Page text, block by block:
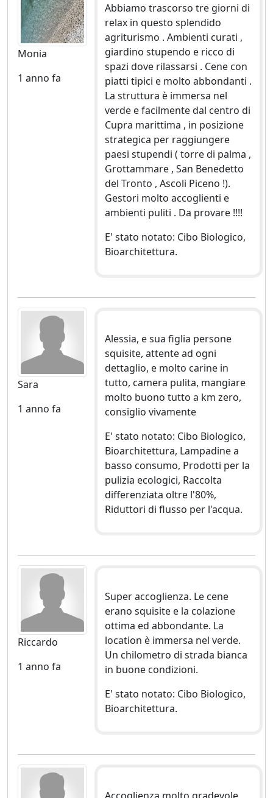
Monia
1 anno fa
Abbiamo trascorso tre giorni di
relax in questo splendido
agriturismo . Ambienti curati ,
giardino stupendo e ricco di
spazi dove rilassarsi . Cene con
piatti tipici e molto abbondanti .
La struttura è immersa nel
verde e facilmente dal centro di
Cupra marittima , in posizione
strategica per raggiungere
paesi stupendi ( torre di palma ,
Grottammare , San Benedetto
del Tronto , Ascoli Piceno !).
Gestori molto accoglienti e
ambienti puliti . Da provare !!!!
E' stato notato: Cibo Biologico,
Bioarchitettura.
Sara
1 anno fa
Alessia, e sua figlia persone
squisite, attente ad ogni
dettaglio, e molto carine in
tutto, camera pulita, mangiare
molto buono tutto a km zero,
consiglio vivamente
E' stato notato: Cibo Biologico,
Bioarchitettura, Lampadine a
basso consumo, Prodotti per la
pulizia ecologici, Raccolta
differenziata oltre l'80%,
Riduttori di flusso per l'acqua.
Riccardo
1 anno fa
Super accoglienza. Le cene
erano squisite e la colazione
ottima ed abbondante. La
location è immersa nel verde.
Un chilometro di strada bianca
in buone condizioni.
E' stato notato: Cibo Biologico,
Bioarchitettura.
Accoglienza molto gradevole,